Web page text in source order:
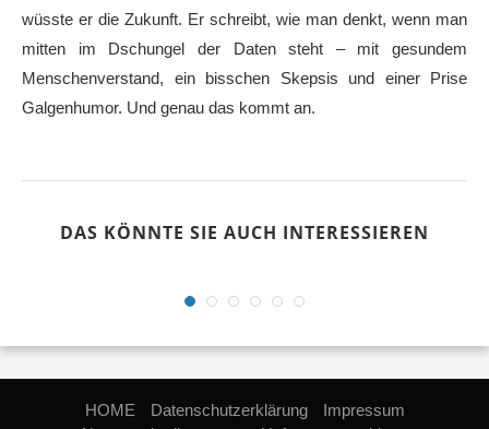
Cookie-Zustimmung verwalten
Wenn du deine Zustimmung nicht erteilst oder zurückziehst, können
Einstellungen ansehen
wüsste er die Zukunft. Er schreibt, wie man denkt, wenn man
mitten im Dschungel der Daten steht – mit gesundem
Menschenverstand, ein bisschen Skepsis und einer Prise
Galgenhumor. Und genau das kommt an.
DAS KÖNNTE SIE AUCH INTERESSIEREN
HOME Datenschutzerklärung
Impressum